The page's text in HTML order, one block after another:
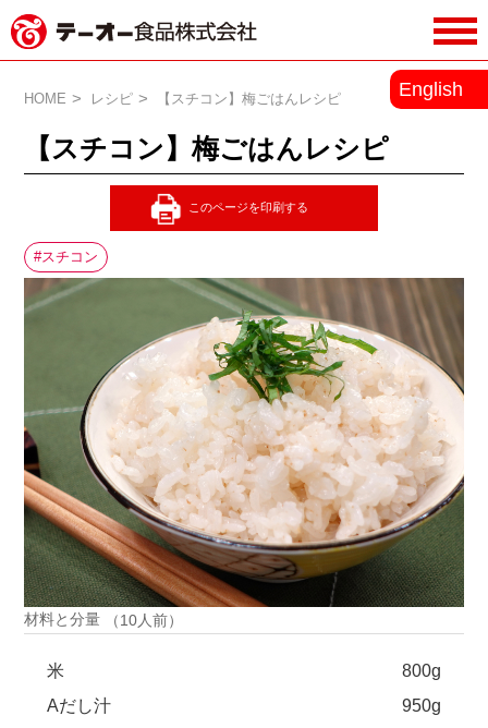
ー食品株式会社
English
HOME レシピ 【スチコン】梅ごはんレシピ
【スチコン】梅ごはんレシピ
スチコン
材料と分量 （10人前）
米
800g
Aだし汁
950g